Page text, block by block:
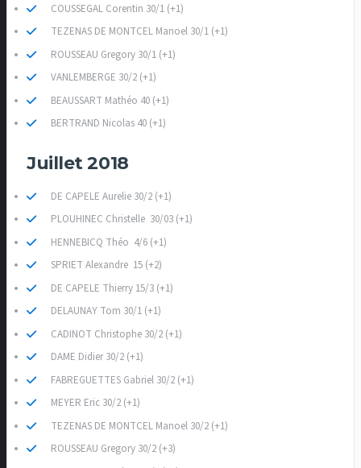
COUSSEGAL Corentin 30/1 (+1)
TEZENAS DE MONTCEL Manoel 30/1 (+1)
ROUSSEAU Gregory 30/1 (+1)
VANLEMBERGE 30/2 (+1)
BEAUSSART Mathéo 40 (+1)
BERTRAND Nicolas 40 (+1)
Juillet 2018
DE CAPELE Aurelie 30/2 (+1)
PLOUHINEC Christelle 30/03 (+1)
HENNEBICQ Théo 4/6 (+1)
SPRIET Alexandre 15 (+2)
DE CAPELE Thierry 15/3 (+1)
DELAUNAY Tom 30/1 (+1)
CADINOT Christophe 30/2 (+1)
DAME Didier 30/2 (+1)
FABREGUETTES Gabriel 30/2 (+1)
MEYER Eric 30/2 (+1)
TEZENAS DE MONTCEL Manoel 30/2 (+1)
ROUSSEAU Gregory 30/2 (+3)